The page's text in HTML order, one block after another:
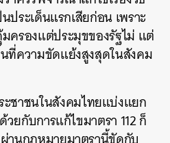
ประเด็นแรกเสียก่อน เพราะ
รองแต่ประมุขของรัฐไม่ แต่
ที่ความขัดแย้งสูงสุดในสังคม
ชาชนในสังคมไทยแบ่งแยก
ยกับการแก้ไขมาตรา 112 ก็